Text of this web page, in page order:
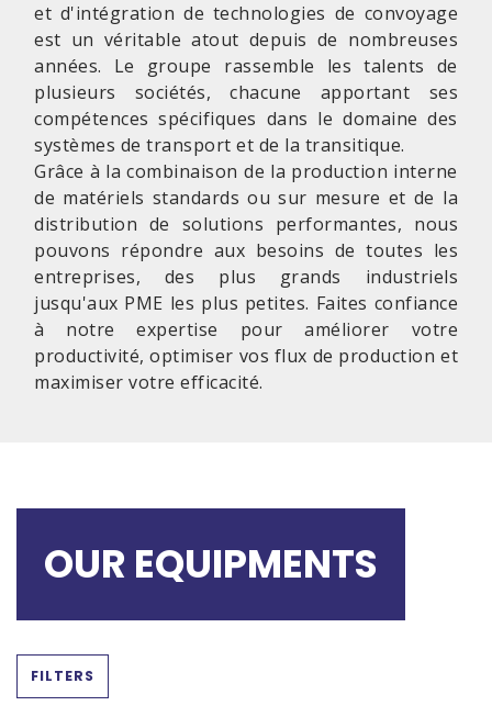
et d'intégration de technologies de convoyage
est un véritable atout depuis de nombreuses
années. Le groupe rassemble les talents de
plusieurs sociétés, chacune apportant ses
compétences spécifiques dans le domaine des
systèmes de transport et de la transitique.
Grâce à la combinaison de la production interne
de matériels standards ou sur mesure et de la
distribution de solutions performantes, nous
pouvons répondre aux besoins de toutes les
entreprises, des plus grands industriels
jusqu'aux PME les plus petites. Faites confiance
à notre expertise pour améliorer votre
productivité, optimiser vos flux de production et
maximiser votre efficacité.
OUR EQUIPMENTS
FILTERS